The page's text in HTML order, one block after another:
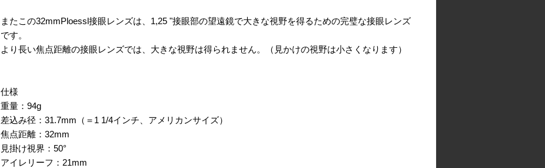
またこの32mmPloessl接眼レンズは、1,25 "接眼部の望遠鏡で大きな視野を得るための完璧な接眼レンズ
です。
より長い焦点距離の接眼レンズでは、大きな視野は得られません。（見かけの視野は小さくなります）
仕様
重量：94g
差込み径：31.7mm（＝1 1/4インチ、アメリカンサイズ）
焦点距離：32mm
見掛け視界：50°
アイレリーフ：21mm